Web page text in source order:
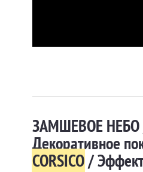
ЗАМШЕВОЕ
Декоративное
CORSICO/